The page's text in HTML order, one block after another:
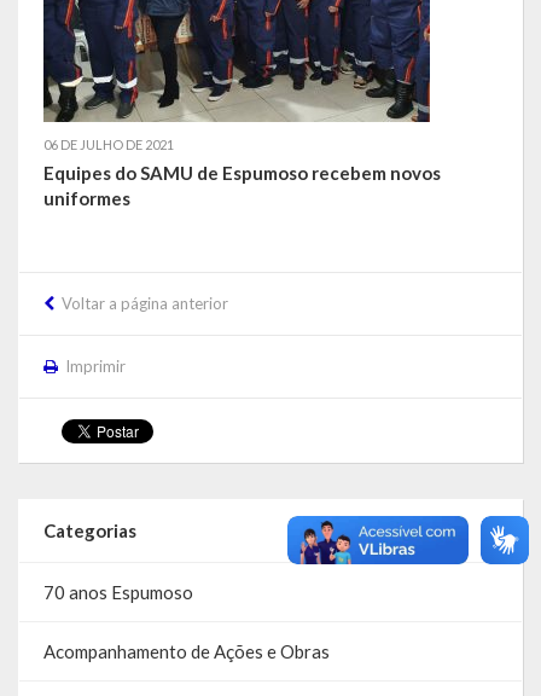
Despesas
Arrecadação
Diárias
Licitações e Leilões
06 DE JULHO DE 2021
Equipes do SAMU de Espumoso recebem novos
uniformes
Voltar a página anterior
Imprimir
Categorias
70 anos Espumoso
Acompanhamento de Ações e Obras